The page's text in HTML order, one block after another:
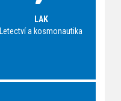
LAK
Letectví a kosmonautika